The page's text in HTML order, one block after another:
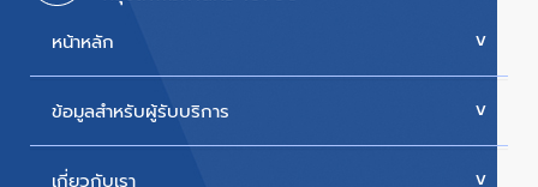
หน้าหลัก
บริการของเรา
ข้อมูลสำหรับผู้รับบริการ
นัดหมายแพทย์
เกี่ยวกับเรา